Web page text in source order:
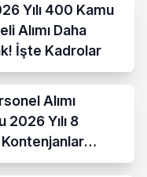
Yılı 400 Kamu
Alımı Daha
İşte Kadrolar
Alımı
2026 Yılı 8